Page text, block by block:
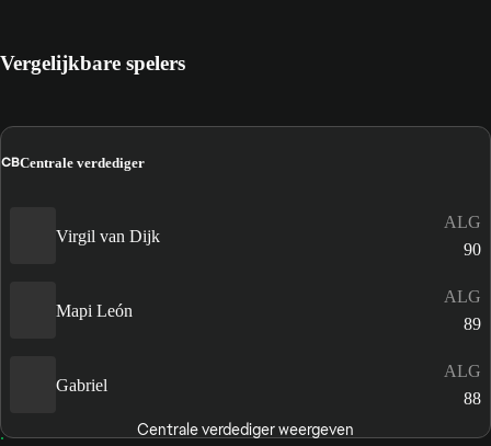
Vergelijkbare spelers
CBCentrale verdediger
Virgil van Dijk
ALG
90
Mapi León
ALG
89
Gabriel
ALG
88
Centrale verdediger weergeven